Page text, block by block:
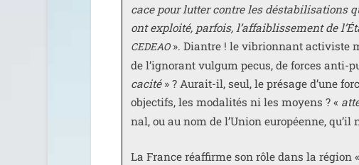
cace pour lut­ter contre les désta­bi­li­sa­tions
ont exploi­té, par­fois, l’affaiblissement de
CEDEAO». Diantre ! le vibrion­nant acti­viste
de l’ignorant vul­gum pecus, de forces anti-
ca­ci­té» ? Aurait-il, seul, le pré­sage d’une
objec­tifs, les moda­li­tés ni les moyens ? «
nal, ou au nom de l’Union euro­péenne, qu’il
La France réaf­firme son rôle dans la région «